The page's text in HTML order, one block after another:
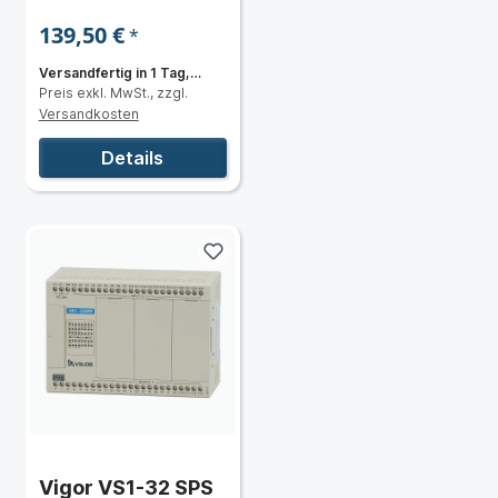
139,50 €*
Versandfertig in 1 Tag,
Lieferzeit 3 bis 5 Tage
Preis exkl. MwSt., zzgl.
Versandkosten
Details
Vigor VS1-32 SPS